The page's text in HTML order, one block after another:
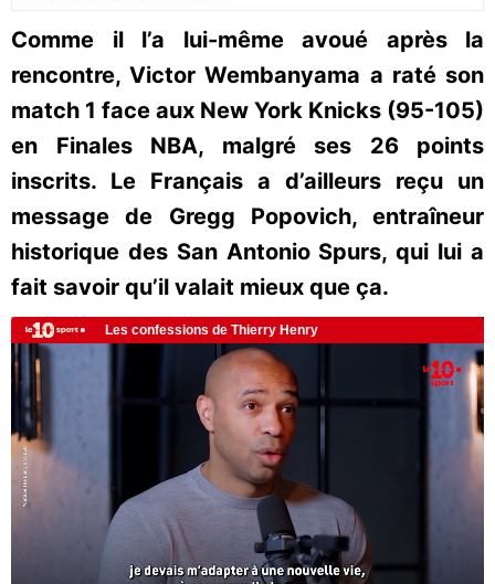
Comme il l’a lui-même avoué après la
rencontre, Victor Wembanyama a raté son
match 1 face aux New York Knicks (95-105)
en Finales NBA, malgré ses 26 points
inscrits. Le Français a d’ailleurs reçu un
message de Gregg Popovich, entraîneur
historique des San Antonio Spurs, qui lui a
fait savoir qu’il valait mieux que ça.